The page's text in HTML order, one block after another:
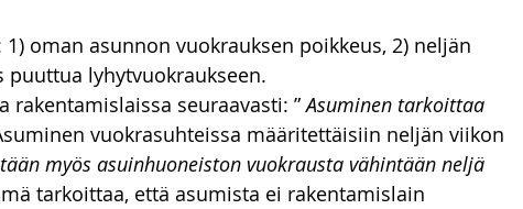
oman asunnon vuokrauksen poikkeus, 2) neljän
puuttua lyhytvuokraukseen.
rakentamislaissa seuraavasti: ” Asuminen tarkoittaa
vuokrasuhteissa määritettäisiin neljän viikon
myös asuinhuoneiston vuokrausta vähintään neljä
tarkoittaa, että asumista ei rakentamislain